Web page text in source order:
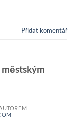
Přidat komentář